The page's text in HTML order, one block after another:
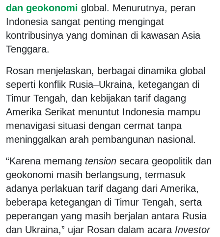
dan geokonomi global. Menurutnya, peran
Indonesia sangat penting mengingat
kontribusinya yang dominan di kawasan Asia
Tenggara.
Rosan menjelaskan, berbagai dinamika global
seperti konflik Rusia–Ukraina, ketegangan di
Timur Tengah, dan kebijakan tarif dagang
Amerika Serikat menuntut Indonesia mampu
menavigasi situasi dengan cermat tanpa
meninggalkan arah pembangunan nasional.
“Karena memang tension secara geopolitik dan
geokonomi masih berlangsung, termasuk
adanya perlakuan tarif dagang dari Amerika,
beberapa ketegangan di Timur Tengah, serta
peperangan yang masih berjalan antara Rusia
dan Ukraina,” ujar Rosan dalam acara Investor